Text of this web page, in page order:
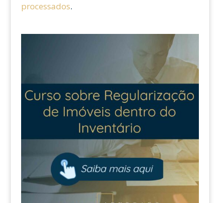
processados.